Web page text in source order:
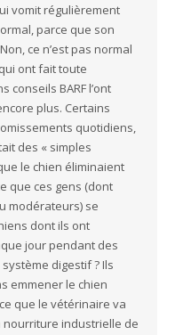
vomit régulièrement
parce que son
ce n’est pas normal
ont fait toute
BARF l’ont
plus. Certains
quotidiens,
des « simples
le chien éliminaient
que ces gens (dont
modérateurs) se
dont ils ont
jour pendant des
digestif ? Ils
emmener le chien
que le vétérinaire va
industrielle de